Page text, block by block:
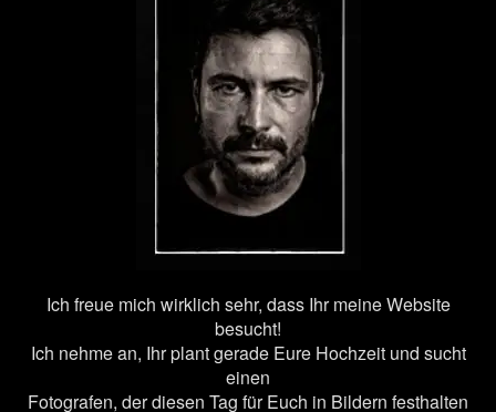
Ich freue mich wirklich sehr, dass Ihr meine Website
besucht!
Ich nehme an, Ihr plant gerade Eure Hochzeit und sucht
einen
Fotografen, der diesen Tag für Euch in Bildern festhalten